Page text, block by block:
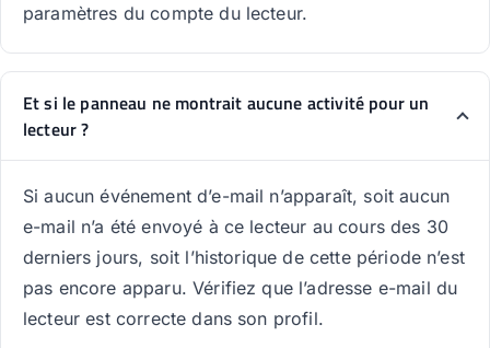
paramètres du compte du lecteur.
Et si le panneau ne montrait aucune activité pour un
lecteur ?
Si aucun événement d’e-mail n’apparaît, soit aucun
e-mail n’a été envoyé à ce lecteur au cours des 30
derniers jours, soit l’historique de cette période n’est
pas encore apparu. Vérifiez que l’adresse e-mail du
lecteur est correcte dans son profil.